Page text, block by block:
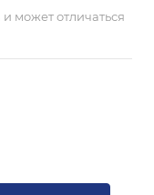
может отличаться